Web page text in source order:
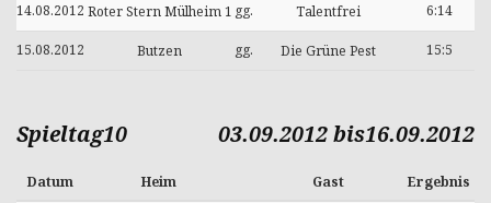
14.08.2012 Roter Stern Mülheim 1 gg. Talentfrei 6:14
15.08.2012 Butzen gg. Die Grüne Pest 15:5
Spieltag10 03.09.2012 bis16.09.2012
Datum Heim Gast Ergebnis